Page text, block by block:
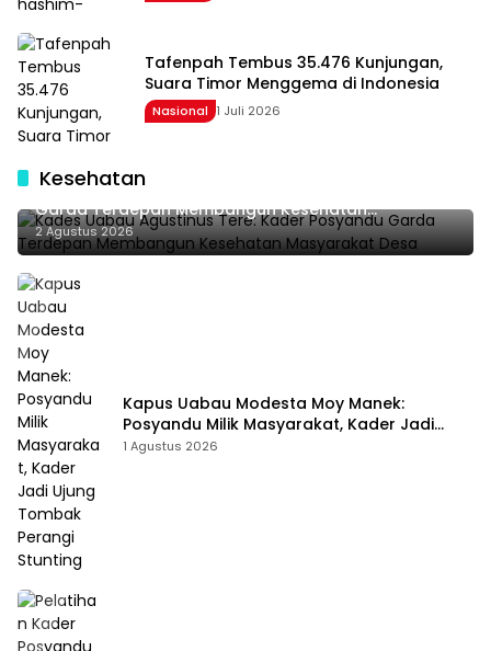
Tafenpah Tembus 35.476 Kunjungan,
Suara Timor Menggema di Indonesia
Nasional 1 Juli 2026
Kesehatan
Kades Uabau Agustinus Tere: Kader Posyandu
Garda Terdepan Membangun Kesehatan
Masyarakat Desa
2 Agustus 2026
Kapus Uabau Modesta Moy Manek:
Posyandu Milik Masyarakat, Kader Jadi
Ujung Tombak Perangi Stunting
1 Agustus 2026